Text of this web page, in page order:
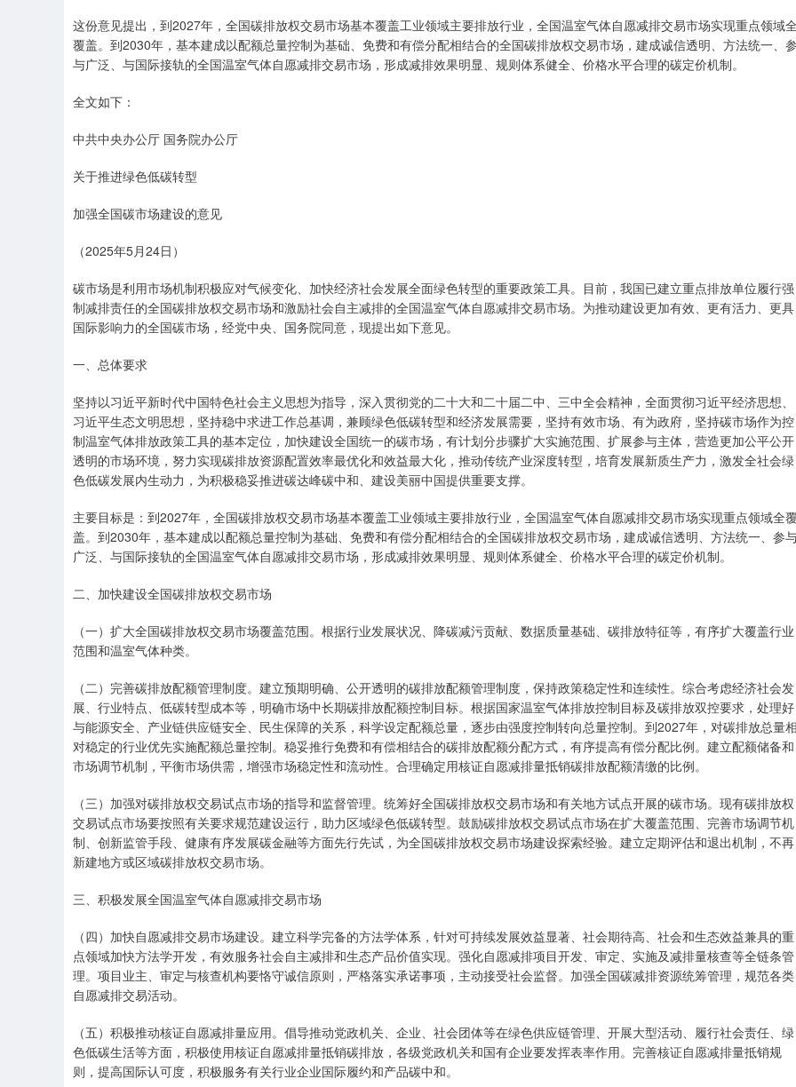
这份意见提出，到2027年，全国碳排放权交易市场基本覆盖工业领域主要排放行业，全国温室气体自愿减排交易市场实现重点领域
覆盖。到2030年，基本建成以配额总量控制为基础、免费和有偿分配相结合的全国碳排放权交易市场，建成诚信透明、方法统一、
与广泛、与国际接轨的全国温室气体自愿减排交易市场，形成减排效果明显、规则体系健全、价格水平合理的碳定价机制。
全文如下：
中共中央办公厅 国务院办公厅
关于推进绿色低碳转型
加强全国碳市场建设的意见
（2025年5月24日）
碳市场是利用市场机制积极应对气候变化、加快经济社会发展全面绿色转型的重要政策工具。目前，我国已建立重点排放单位履行强
制减排责任的全国碳排放权交易市场和激励社会自主减排的全国温室气体自愿减排交易市场。为推动建设更加有效、更有活力、更具
国际影响力的全国碳市场，经党中央、国务院同意，现提出如下意见。
一、总体要求
坚持以习近平新时代中国特色社会主义思想为指导，深入贯彻党的二十大和二十届二中、三中全会精神，全面贯彻习近平经济思想、
习近平生态文明思想，坚持稳中求进工作总基调，兼顾绿色低碳转型和经济发展需要，坚持有效市场、有为政府，坚持碳市场作为控
制温室气体排放政策工具的基本定位，加快建设全国统一的碳市场，有计划分步骤扩大实施范围、扩展参与主体，营造更加公平公开
透明的市场环境，努力实现碳排放资源配置效率最优化和效益最大化，推动传统产业深度转型，培育发展新质生产力，激发全社会绿
色低碳发展内生动力，为积极稳妥推进碳达峰碳中和、建设美丽中国提供重要支撑。
主要目标是：到2027年，全国碳排放权交易市场基本覆盖工业领域主要排放行业，全国温室气体自愿减排交易市场实现重点领域全
盖。到2030年，基本建成以配额总量控制为基础、免费和有偿分配相结合的全国碳排放权交易市场，建成诚信透明、方法统一、参
广泛、与国际接轨的全国温室气体自愿减排交易市场，形成减排效果明显、规则体系健全、价格水平合理的碳定价机制。
二、加快建设全国碳排放权交易市场
（一）扩大全国碳排放权交易市场覆盖范围。根据行业发展状况、降碳减污贡献、数据质量基础、碳排放特征等，有序扩大覆盖行业
范围和温室气体种类。
（二）完善碳排放配额管理制度。建立预期明确、公开透明的碳排放配额管理制度，保持政策稳定性和连续性。综合考虑经济社会发
展、行业特点、低碳转型成本等，明确市场中长期碳排放配额控制目标。根据国家温室气体排放控制目标及碳排放双控要求，处理好
与能源安全、产业链供应链安全、民生保障的关系，科学设定配额总量，逐步由强度控制转向总量控制。到2027年，对碳排放总量
对稳定的行业优先实施配额总量控制。稳妥推行免费和有偿相结合的碳排放配额分配方式，有序提高有偿分配比例。建立配额储备和
市场调节机制，平衡市场供需，增强市场稳定性和流动性。合理确定用核证自愿减排量抵销碳排放配额清缴的比例。
（三）加强对碳排放权交易试点市场的指导和监督管理。统筹好全国碳排放权交易市场和有关地方试点开展的碳市场。现有碳排放权
交易试点市场要按照有关要求规范建设运行，助力区域绿色低碳转型。鼓励碳排放权交易试点市场在扩大覆盖范围、完善市场调节机
制、创新监管手段、健康有序发展碳金融等方面先行先试，为全国碳排放权交易市场建设探索经验。建立定期评估和退出机制，不再
新建地方或区域碳排放权交易市场。
三、积极发展全国温室气体自愿减排交易市场
（四）加快自愿减排交易市场建设。建立科学完备的方法学体系，针对可持续发展效益显著、社会期待高、社会和生态效益兼具的重
点领域加快方法学开发，有效服务社会自主减排和生态产品价值实现。强化自愿减排项目开发、审定、实施及减排量核查等全链条管
理。项目业主、审定与核查机构要恪守诚信原则，严格落实承诺事项，主动接受社会监督。加强全国碳减排资源统筹管理，规范各类
自愿减排交易活动。
（五）积极推动核证自愿减排量应用。倡导推动党政机关、企业、社会团体等在绿色供应链管理、开展大型活动、履行社会责任、绿
色低碳生活等方面，积极使用核证自愿减排量抵销碳排放，各级党政机关和国有企业要发挥表率作用。完善核证自愿减排量抵销规
则，提高国际认可度，积极服务有关行业企业国际履约和产品碳中和。